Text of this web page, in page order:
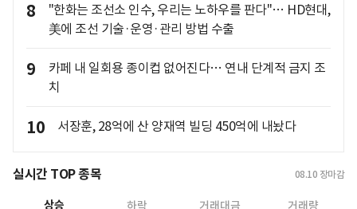
8
"한화는 조선소 인수, 우리는 노하우를 판다"… HD현대,
美에 조선 기술·운영·관리 방법 수출
9
카페 내 일회용 종이컵 없어진다… 연내 단계적 금지 조
치
10 서장훈, 28억에 산 양재역 빌딩 450억에 내놨다
실시간 TOP 종목 08.10 장마감
상승 하락 거래대금 거래량